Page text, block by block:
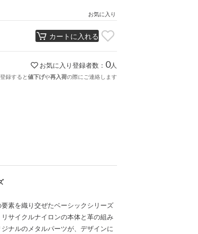
お気に入り
カートに入れる
お気に入り登録者数： 0人
録すると値下げや再入荷の際にご連絡します
素を織り交ぜたベーシックシリーズ
サイクルナイロンの本体と革の組み
ナルのメタルパーツが、デザインに